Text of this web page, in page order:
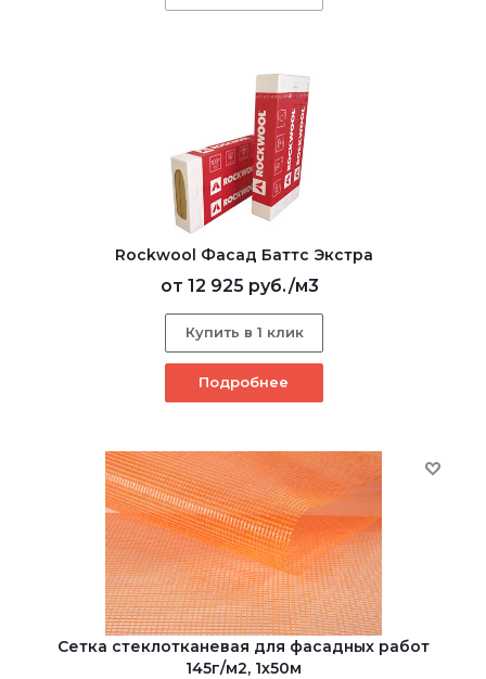
Rockwool Фасад Баттс Экстра
от 12 925 руб./м3
Купить в 1 клик
Подробнее
Сетка стеклотканевая для фасадных работ
145г/м2, 1х50м